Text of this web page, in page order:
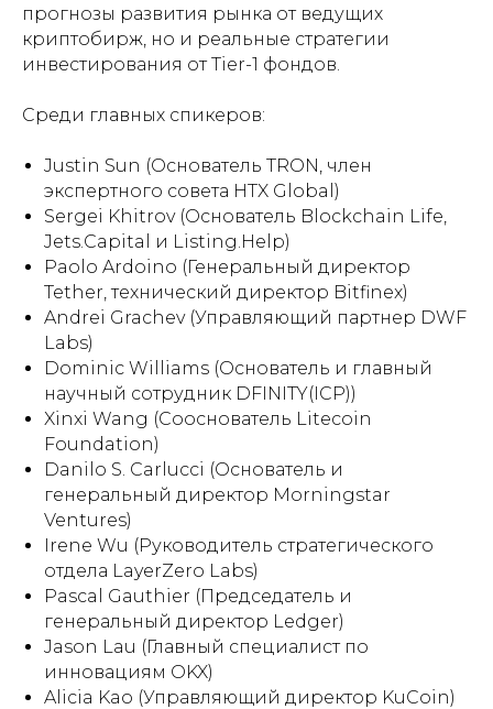
прогнозы развития рынка от ведущих
криптобирж, но и реальные стратегии
инвестирования от Tier-1 фондов.
Среди главных спикеров:
Justin Sun (Основатель TRON, член
экспертного совета HTX Global)
Sergei Khitrov (Основатель Blockchain Life,
Jets.Capital и Listing.Help)
Paolo Ardoino (Генеральный директор
Tether, технический директор Bitfinex)
Andrei Grachev (Управляющий партнер DWF
Labs)
Dominic Williams (Основатель и главный
научный сотрудник DFINITY(ICP))
Xinxi Wang (Сооснователь Litecoin
Foundation)
Danilo S. Carlucci (Основатель и
генеральный директор Morningstar
Ventures)
Irene Wu (Руководитель стратегического
отдела LayerZero Labs)
Pascal Gauthier (Председатель и
генеральный директор Ledger)
Jason Lau (Главный специалист по
инновациям OKX)
Alicia Kao (Управляющий директор KuCoin)
Ассоциация разработчиков и пользователей
технологии блокчейн и систем
искусственного интеллекта и продуктов,
созданных на их основе, в интересах
развития цифровой экономики.
Полезные ссылки
О РАКИБ
Социальные сети
Как вступить?
Пользовательское соглашение
Политика обработки персональных данных
Подписываясь на рассылку новостей вы
соглашаетесь с политикой обработки
персональных данных
Подписаться